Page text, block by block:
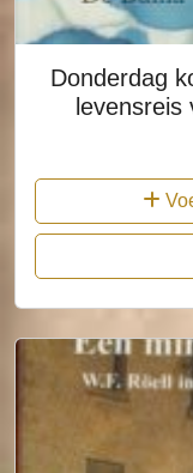
Donderdag